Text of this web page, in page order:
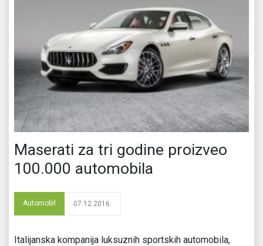
Maserati za tri godine proizveo
100.000 automobila
Automobil 07.12.2016.
Italijanska kompanija luksuznih sportskih automobila,